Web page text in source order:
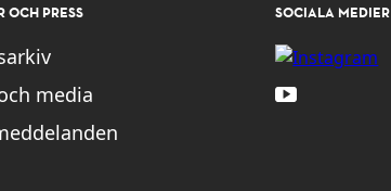
OCH PRESS
media
SOCIALA MEDIER